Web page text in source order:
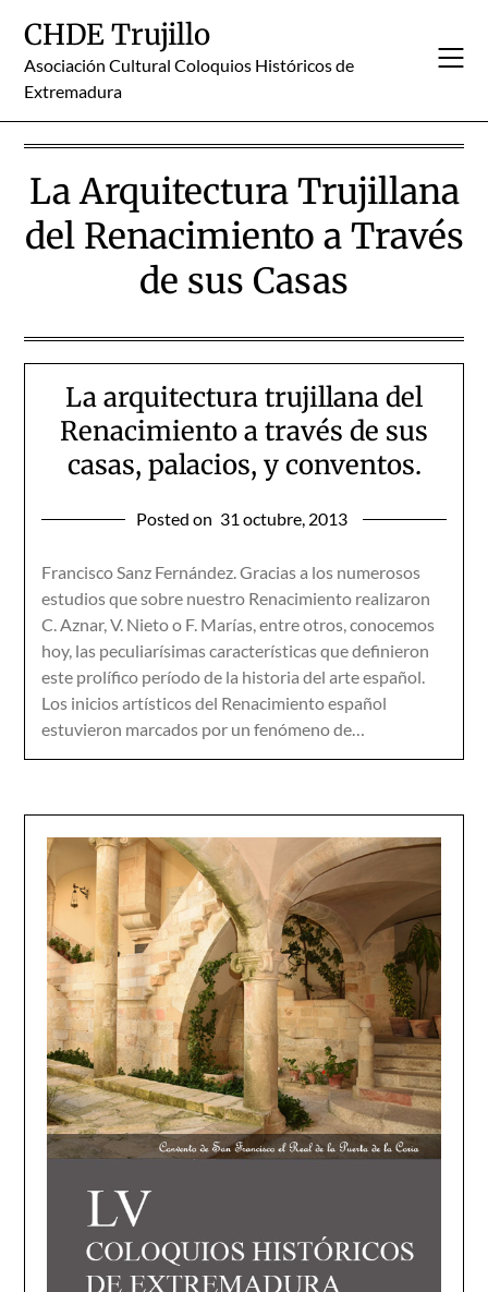
content
CHDE Trujillo
Asociación Cultural Coloquios Históricos de
Extremadura
La Arquitectura Trujillana
del Renacimiento a Través
de sus Casas
La arquitectura trujillana del
Renacimiento a través de sus
casas, palacios, y conventos.
Posted on 31 octubre, 2013
Francisco Sanz Fernández. Gracias a los numerosos
estudios que sobre nuestro Renacimiento realizaron
C. Aznar, V. Nieto o F. Marías, entre otros, conocemos
hoy, las peculiarísimas características que definieron
este prolífico período de la historia del arte español.
Los inicios artísticos del Renacimiento español
estuvieron marcados por un fenómeno de…